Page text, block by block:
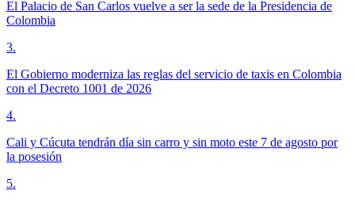
El Palacio de San Carlos vuelve a ser la sede de la Presidencia de
Colombia
3.
El Gobierno moderniza las reglas del servicio de taxis en Colombia
con el Decreto 1001 de 2026
4.
Cali y Cúcuta tendrán día sin carro y sin moto este 7 de agosto por
la posesión
5.